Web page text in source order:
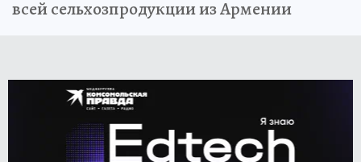
всей сельхозпродукции из Армении